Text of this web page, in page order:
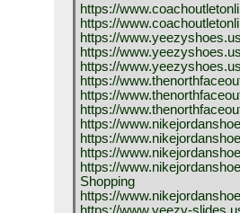
https://
https://
https://
https://
https://
https://
https://
https://
https://
https://
https://
https://
Shopping
https://
https://www.yeezy-